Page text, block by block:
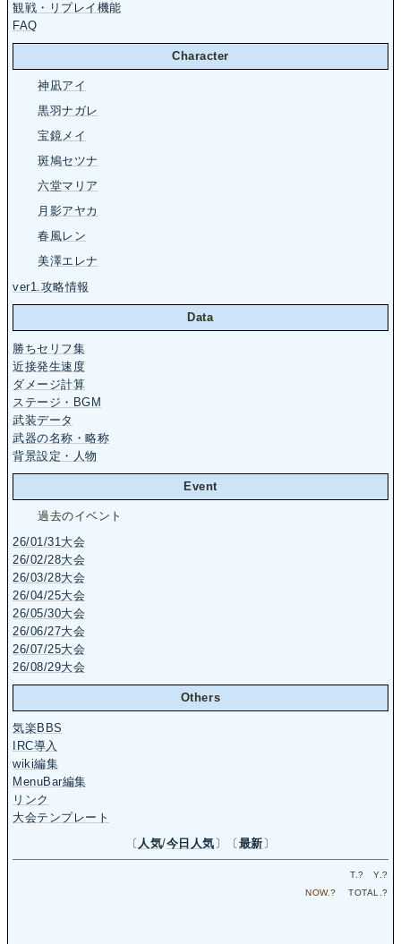
観戦・リプレイ機能
FAQ
Character
神凪アイ
黒羽ナガレ
宝鏡メイ
斑鳩セツナ
六堂マリア
月影アヤカ
春風レン
美澤エレナ
ver1.攻略情報
Data
勝ちセリフ集
近接発生速度
ダメージ計算
ステージ・BGM
武装データ
武器の名称・略称
背景設定・人物
Event
過去のイベント
26/01/31大会
26/02/28大会
26/03/28大会
26/04/25大会
26/05/30大会
26/06/27大会
26/07/25大会
26/08/29大会
Others
気楽BBS
IRC導入
wiki編集
MenuBar編集
リンク
大会テンプレート
〔 人気/今日人気 〕〔 最新 〕
T.? Y.?
NOW.? TOTAL.?